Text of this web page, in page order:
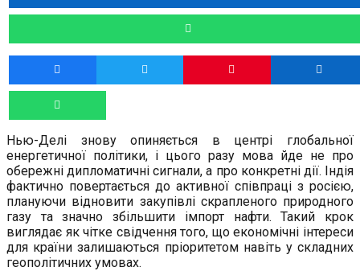
Нью-Делі знову опиняється в центрі глобальної
енергетичної політики, і цього разу мова йде не про
обережні дипломатичні сигнали, а про конкретні дії. Індія
фактично повертається до активної співпраці з росією,
плануючи відновити закупівлі скрапленого природного
газу та значно збільшити імпорт нафти. Такий крок
виглядає як чітке свідчення того, що економічні інтереси
для країни залишаються пріоритетом навіть у складних
геополітичних умовах.